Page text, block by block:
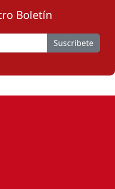
Boletín
Suscribete